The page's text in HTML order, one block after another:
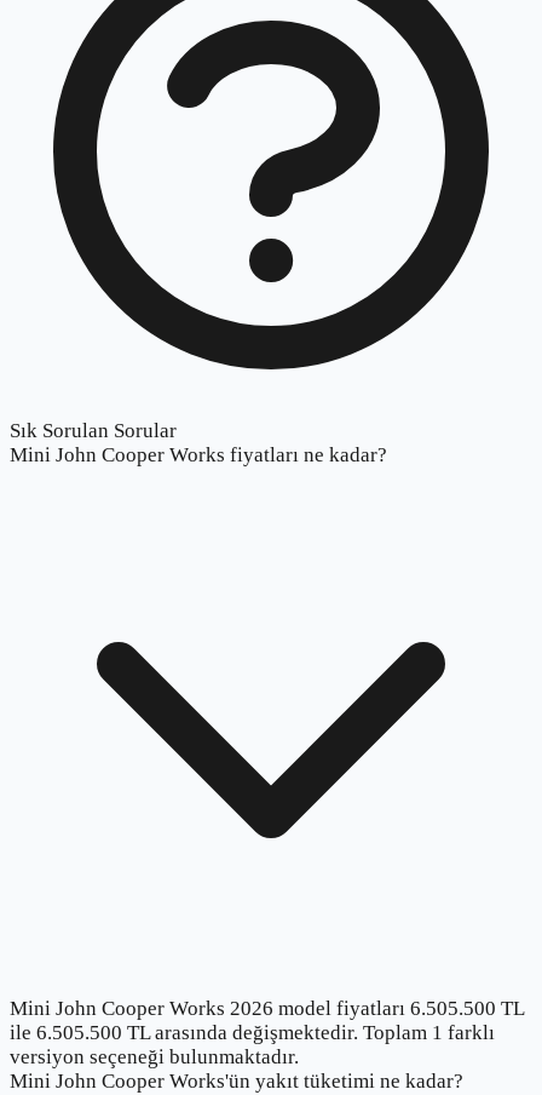
Sık Sorulan Sorular
Mini John Cooper Works fiyatları ne kadar?
Mini John Cooper Works 2026 model fiyatları 6.505.500 TL
ile 6.505.500 TL arasında değişmektedir. Toplam 1 farklı
versiyon seçeneği bulunmaktadır.
Mini John Cooper Works'ün yakıt tüketimi ne kadar?